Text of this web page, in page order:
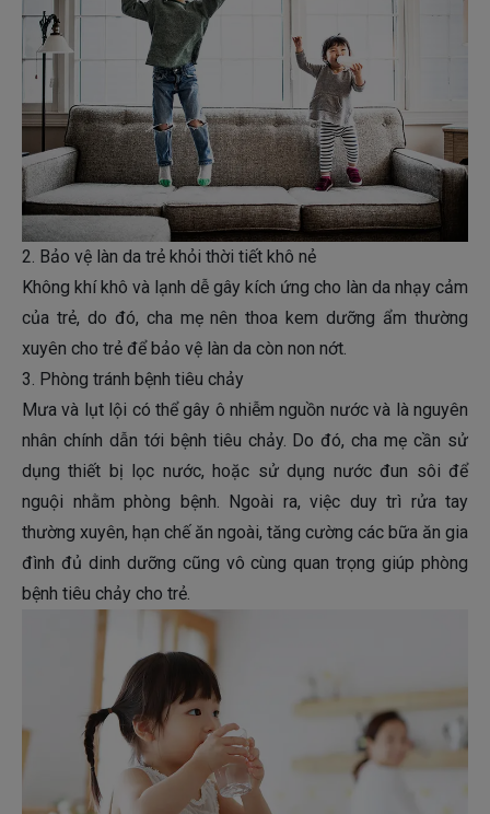
2. Bảo vệ làn da trẻ khỏi thời tiết khô nẻ
Không khí khô và lạnh dễ gây kích ứng cho làn da nhạy cảm
của trẻ, do đó, cha mẹ nên thoa kem dưỡng ẩm thường
xuyên cho trẻ để bảo vệ làn da còn non nớt.
3. Phòng tránh bệnh tiêu chảy
Mưa và lụt lội có thể gây ô nhiễm nguồn nước và là nguyên
nhân chính dẫn tới bệnh tiêu chảy. Do đó, cha mẹ cần sử
dụng thiết bị lọc nước, hoặc sử dụng nước đun sôi để
nguội nhằm phòng bệnh. Ngoài ra, việc duy trì rửa tay
thường xuyên, hạn chế ăn ngoài, tăng cường các bữa ăn gia
đình đủ dinh dưỡng cũng vô cùng quan trọng giúp phòng
bệnh tiêu chảy cho trẻ.